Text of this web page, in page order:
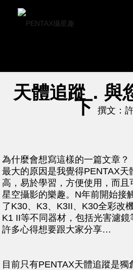
天體追蹤．與
下 撰文：
為什麼會想寫這樣的一篇文章？
最大的原因是我覺得PENTAX天
高，易於學習，方便使用，而
星空攝影的樂趣。N年前開始接
了K30、K3、K3II、K30全彩改
K1 II等不同器材，包括光害濾
許多心得想要跟大家分享…
目前只有PENTAX天體追蹤是